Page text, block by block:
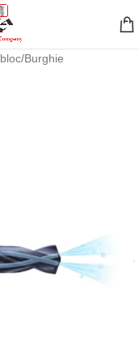
/Burghie